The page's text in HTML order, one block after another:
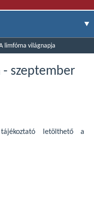
limfóma világnapja
szeptember
letölthető a